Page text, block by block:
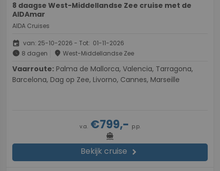
8 daagse West-Middellandse Zee cruise met de
AIDAmar
AIDA Cruises
event van: 25-10-2026 - Tot: 01-11-2026
schedule 8 dagen place West-Middellandse Zee
Vaarroute:
Barcelona, Dag op Zee, Livorno, Cannes, Marseille
v.a. €799,- p.p.
directions_boat
Bekijk cruise chevron_right